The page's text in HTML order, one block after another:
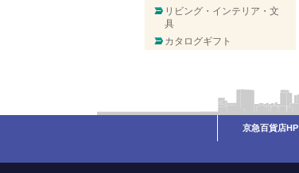
リビング・インテリア・文
具
カタログギフト
京急百貨店HP